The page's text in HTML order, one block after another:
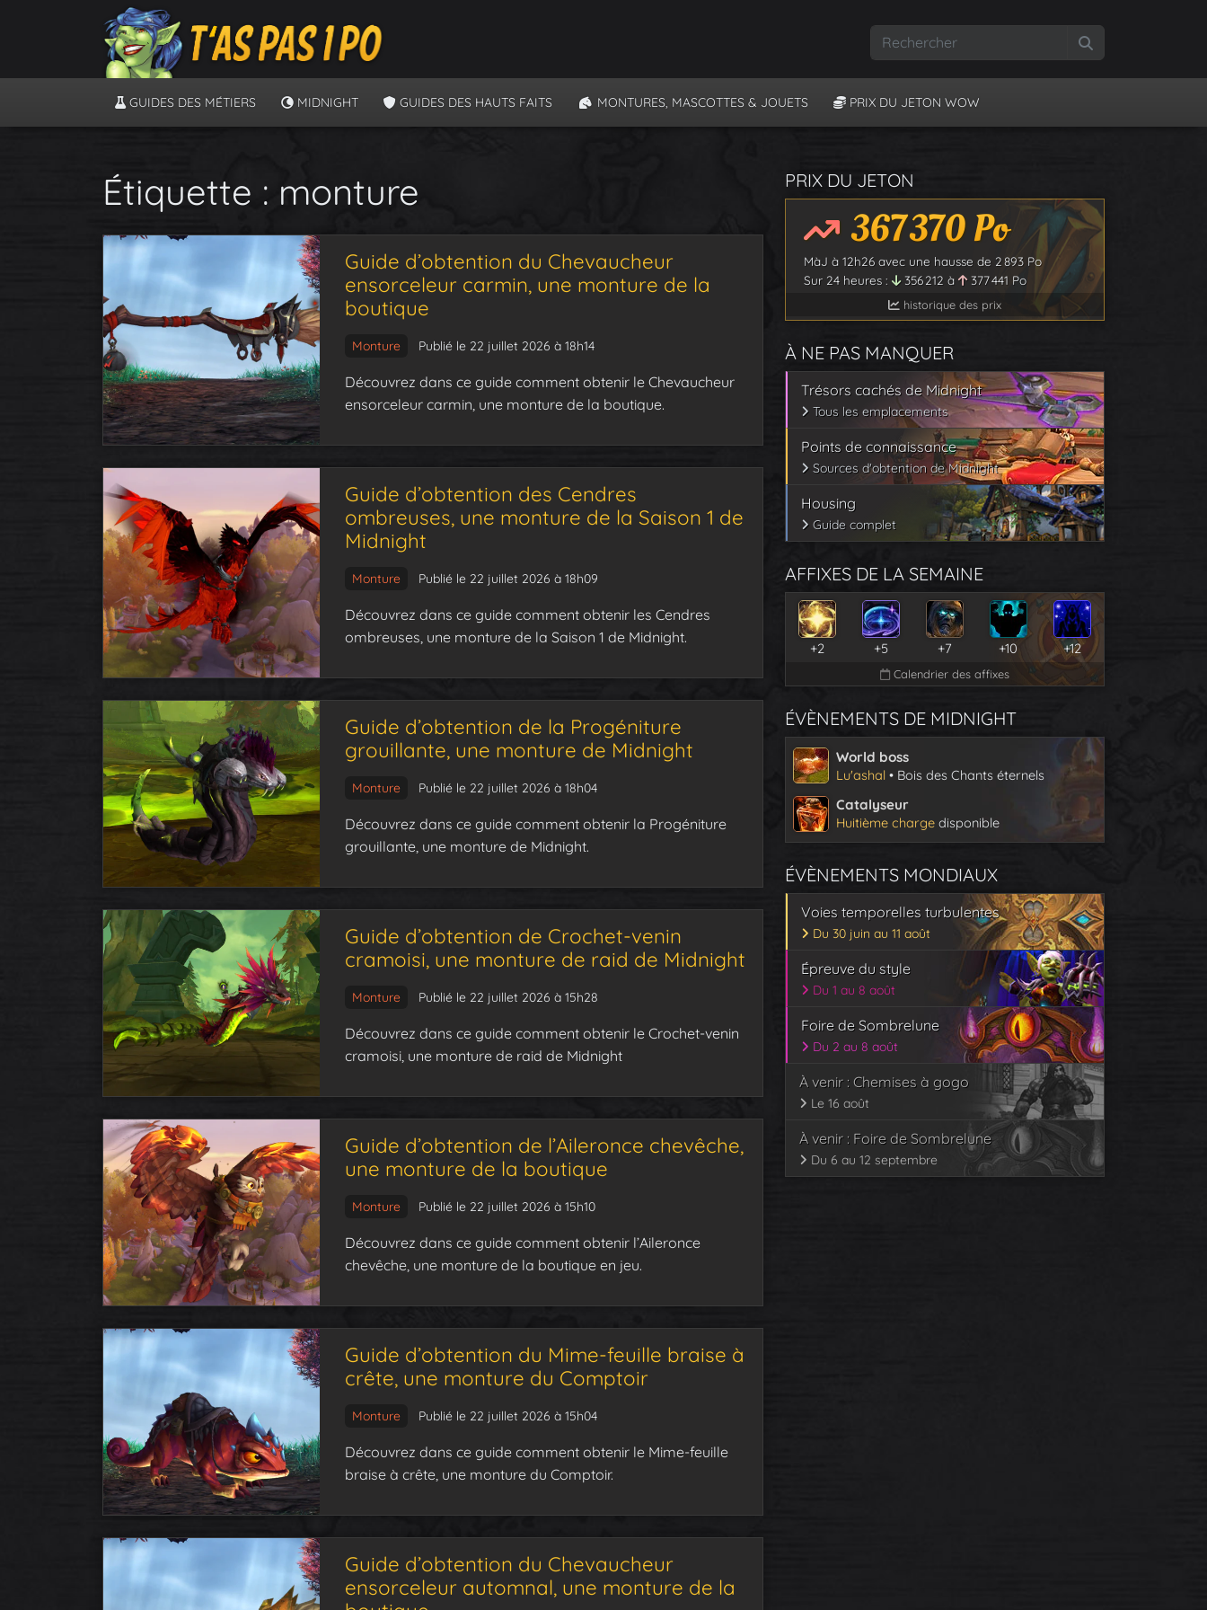
GUIDES DES MÉTIERS MIDNIGHT GUIDES DES HAUTS FAITS MONTURES, MASCOTTES & JOUETS PRIX DU JETON WOW
Étiquette : monture
Guide d’obtention du Chevaucheur
ensorceleur carmin, une monture de la
boutique
Monture Publié le 22 juillet 2026 à 18h14
Découvrez dans ce guide comment obtenir le Chevaucheur
ensorceleur carmin, une monture de la boutique.
Guide d’obtention des Cendres
ombreuses, une monture de la Saison 1 de
Midnight
Monture Publié le 22 juillet 2026 à 18h09
Découvrez dans ce guide comment obtenir les Cendres
ombreuses, une monture de la Saison 1 de Midnight.
Guide d’obtention de la Progéniture
grouillante, une monture de Midnight
Monture Publié le 22 juillet 2026 à 18h04
Découvrez dans ce guide comment obtenir la Progéniture
grouillante, une monture de Midnight.
Guide d’obtention de Crochet-venin
cramoisi, une monture de raid de Midnight
Monture Publié le 22 juillet 2026 à 15h28
Découvrez dans ce guide comment obtenir le Crochet-venin
cramoisi, une monture de raid de Midnight
Guide d’obtention de l’Aileronce chevêche,
une monture de la boutique
Monture Publié le 22 juillet 2026 à 15h10
Découvrez dans ce guide comment obtenir l’Aileronce
chevêche, une monture de la boutique en jeu.
Guide d’obtention du Mime-feuille braise à
crête, une monture du Comptoir
Monture Publié le 22 juillet 2026 à 15h04
Découvrez dans ce guide comment obtenir le Mime-feuille
braise à crête, une monture du Comptoir.
Guide d’obtention du Chevaucheur
ensorceleur automnal, une monture de la
PRIX DU JETON
367 370Po
MàJ à 12h26 avec une hausse de 2 893 Po
Sur 24 heures :
356 212 à 377 441 Po
historique des prix
À NE PAS MANQUER
Trésors cachés de Midnight
Tous les emplacements
Points de connaissance
Sources d'obtention de Midnight
Housing
Guide complet
AFFIXES DE LA SEMAINE
+2 +5 +7 +10 +12
Calendrier des affixes
ÉVÈNEMENTS DE MIDNIGHT
World boss
Lu'ashal • Bois des Chants éternels
Catalyseur
Huitième charge disponible
ÉVÈNEMENTS MONDIAUX
Voies temporelles turbulentes
Du 30 juin au 11 août
Épreuve du style
Du 1 au 8 août
Foire de Sombrelune
Du 2 au 8 août
À venir : Chemises à gogo
Le 16 août
À venir : Foire de Sombrelune
Du 6 au 12 septembre